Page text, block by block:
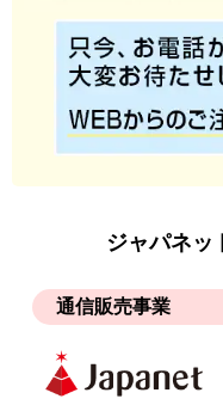
ジャパネッ
通信販売事業